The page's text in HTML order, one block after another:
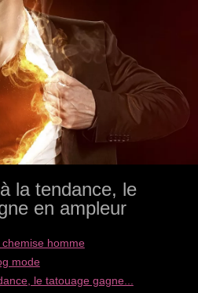
la tendance, le
en ampleur
homme
mode
le tatouage gagne...